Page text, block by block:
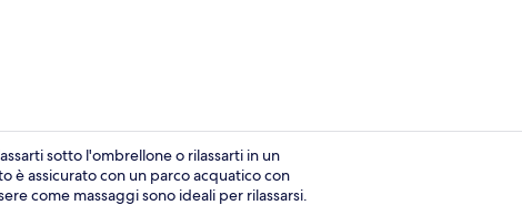
sotto l'ombrellone o rilassarti in un
è assicurato con un parco acquatico con
come massaggi sono ideali per rilassarsi.